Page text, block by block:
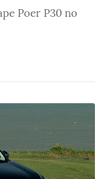
Poer P30 no